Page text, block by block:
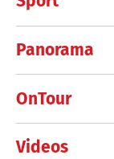
Panorama
OnTour
Videos